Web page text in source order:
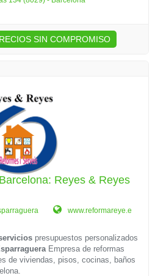
SIN COMPROMISO
Reyes & Reyes
www.reformareye.e
presupuestos personalizados
Empresa de reformas
de viviendas, pisos, cocinas, baños